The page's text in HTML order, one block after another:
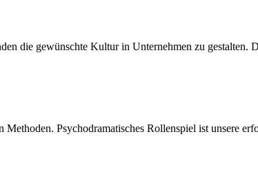
die gewünschte Kultur in Unternehmen zu
Psychodramatisches Rollenspiel ist unsere